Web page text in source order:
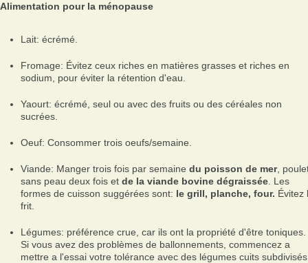
Alimentation pour la ménopause
Lait: écrémé.
Fromage: Évitez ceux riches en matières grasses et riches en
sodium, pour éviter la rétention d'eau.
Yaourt: écrémé, seul ou avec des fruits ou des céréales non
sucrées.
Oeuf: Consommer trois oeufs/semaine.
Viande: Manger trois fois par semaine du poisson de mer,
sans peau deux fois et de la viande bovine dégraissée . Les
formes de cuisson suggérées sont: le grill, planche, four. Évitez
frit.
Légumes: préférence crue, car ils ont la propriété d'être toniques.
Si vous avez des problèmes de ballonnements, commencez a
mettre a l'essai votre tolérance avec des légumes cuits subdivisés